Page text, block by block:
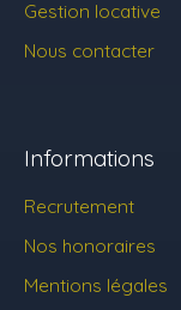
Gestion locative
Nous contacter
Informations
Recrutement
Nos honoraires
Mentions légales